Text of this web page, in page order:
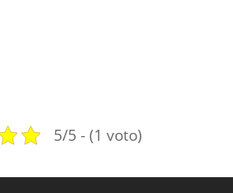
5/5 - (1 voto)